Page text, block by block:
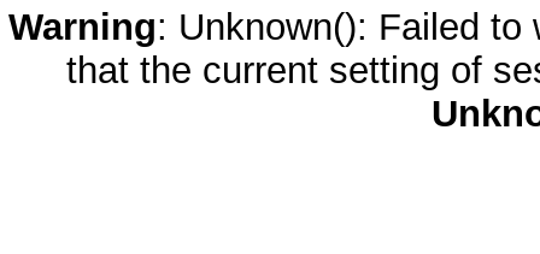
Warning: Unknown(): Failed
that the current setting of